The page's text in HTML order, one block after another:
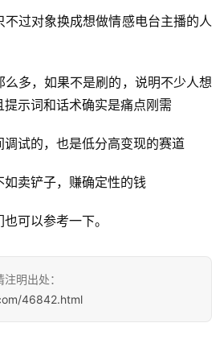
过对象换成想做情感电台主播的人
多，如果不是刷的，说明不少人想
示词和话术确实是痛点刚需
试的，也是低分高变现的赛道
卖铲子，赚确定性的钱
可以参考一下。
明出处：
46842.html